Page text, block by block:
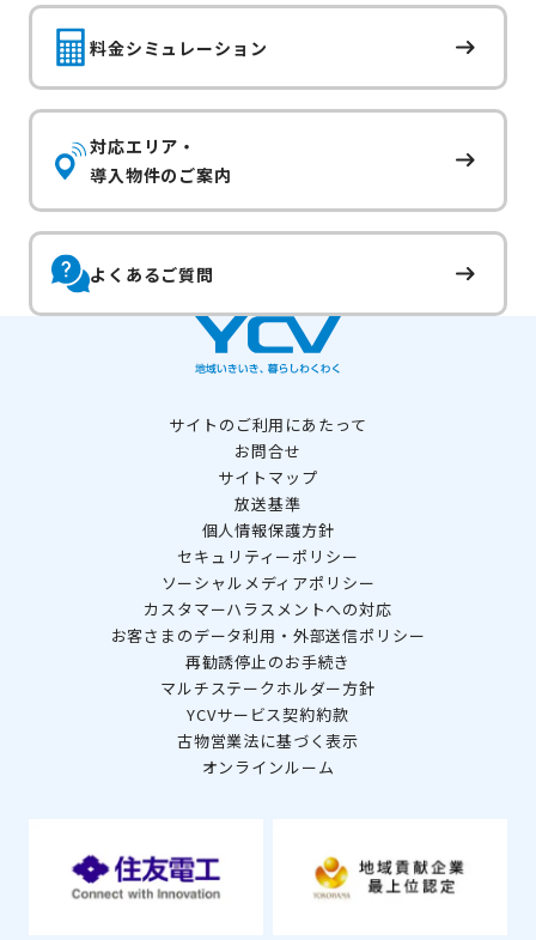
料金シミュレーション
対応エリア・
導入物件のご案内
よくあるご質問
サイトのご利用にあたって
お問合せ
サイトマップ
放送基準
個人情報保護方針
セキュリティーポリシー
ソーシャルメディアポリシー
カスタマーハラスメントへの対応
お客さまのデータ利用・外部送信ポリシー
再勧誘停止のお手続き
マルチステークホルダー方針
YCVサービス契約約款
古物営業法に基づく表示
オンラインルーム